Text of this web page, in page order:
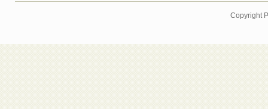
Copyright